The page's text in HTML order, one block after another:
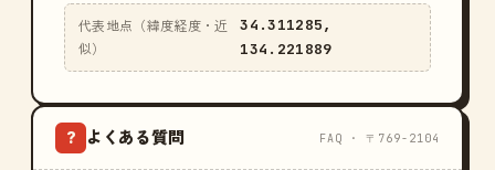
代表地点（緯度経度・近
似）
34.311285,
134.221889
? よくある質問 FAQ · 〒769-2104